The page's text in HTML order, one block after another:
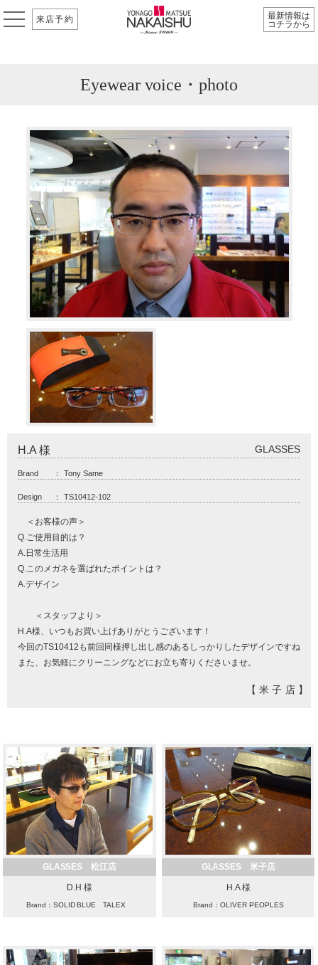
来店予約
最新情報は
コチラから
Eyewear voice・photo
H.A 様 GLASSES
Brand ： Tony Same
Design ： TS10412-102
＜お客様の声＞
Q.ご使用目的は？
A.日常生活用
Q.このメガネを選ばれたポイントは？
A.デザイン
＜スタッフより＞
H.A様、いつもお買い上げありがとうございます！
今回のTS10412も前回同様押し出し感のあるしっかりしたデザインですね
また、お気軽にクリーニングなどにお立ち寄りくださいませ。
【米子店】
GLASSES 松江店
D.H 様
Brand：SOLID BLUE TALEX
GLASSES 米子店
H.A 様
Brand：OLIVER PEOPLES